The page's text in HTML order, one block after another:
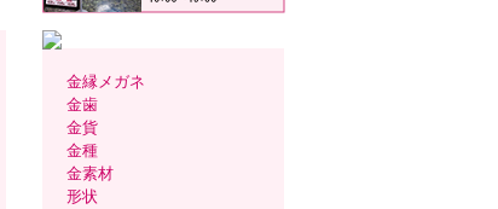
金縁メガネ
金歯
金貨
金種
金素材
形状